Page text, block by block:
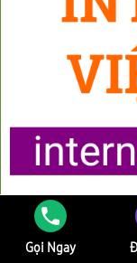
Gọi Ngay